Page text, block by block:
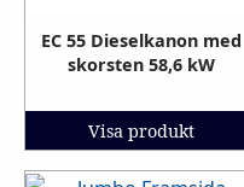
EC 55 Dieselkanon med
skorsten 58,6 kW
Visa produkt